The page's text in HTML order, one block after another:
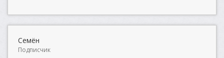
Семён
Подписчик